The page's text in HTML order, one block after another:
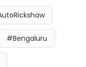
#Bengaluru